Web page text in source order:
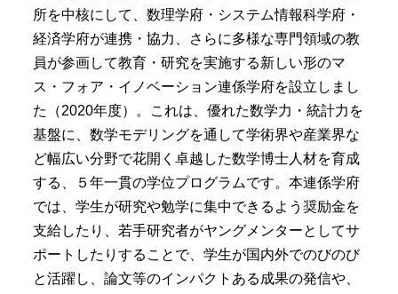
所を中核にして、数理学府・システム情報科学府・
経済学府が連携・協力、さらに多様な専門領域の教
員が参画して教育・研究を実施する新しい形のマ
ス・フォア・イノベーション連係学府を設立しまし
た（2020年度）。これは、優れた数学力・統計力を
基盤に、数学モデリングを通して学術界や産業界な
ど幅広い分野で花開く卓越した数学博士人材を育成
する、５年一貫の学位プログラムです。本連係学府
では、学生が研究や勉学に集中できるよう奨励金を
支給したり、若手研究者がヤングメンターとしてサ
ポートしたりすることで、学生が国内外でのびのび
と活躍し、論文等のインパクトある成果の発信や、